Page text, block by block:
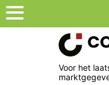
Voor het